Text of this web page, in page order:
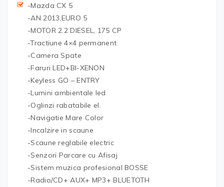
-Mazda CX 5
-AN 2013,EURO 5
-MOTOR 2.2 DIESEL, 175 CP
-Tractiune 4×4 permanent
-Camera Spate
-Faruri LED+BI-XENON
-Keyless GO – ENTRY
-Lumini ambientale led
-Oglinzi rabatabile el.
-Navigatie Mare Color
-Incalzire in scaune
-Scaune reglabile electric
-Senzori Parcare cu Afisaj
-Sistem muzica profesional BOSSE
-Radio/CD+ AUX+ MP3+ BLUETOTH